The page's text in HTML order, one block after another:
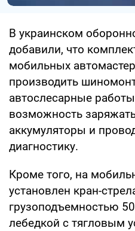
В украинском
добавили, что
мобильных
производить
автослесарные
возможность
аккумуляторы и
диагностику.
Кроме того, на
установлен кран-
грузоподъемностью
лебедкой с тягловым